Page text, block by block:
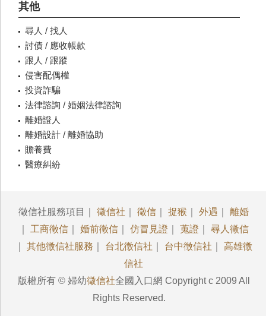
其他
尋人 / 找人
討債 / 應收帳款
跟人 / 跟蹤
侵害配偶權
投資詐騙
法律諮詢 / 婚姻法律諮詢
離婚證人
離婚設計 / 離婚協助
贍養費
醫療糾紛
徵信社服務項目｜ 徵信社 徵信 捉猴 外遇
離婚
工商徵信 婚前徵信 仿冒見證 蒐證
尋人徵信
其他徵信社服務 台北徵信社 台中徵信社
高雄徵
信社
版權所有 © 婦幼徵信社全國入口網 Copyright c 2009 All
Rights Reserved.